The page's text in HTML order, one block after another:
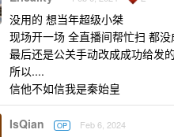
没用的 想当年超级小桀
现场开一场 全直播间帮忙扫 都没
最后还是公关手动改成成功给发
所以....
信他不如信我是秦始皇
IsQian OP Feb 6, 2024